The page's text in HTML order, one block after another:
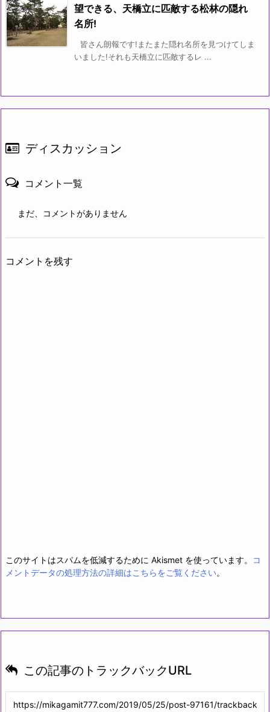
望できる、天橋立に匹敵する松林の隠れ
名所!
皆さん朗報です!またまた隠れ名所を見つけてしま
いました!それも天橋立に匹敵するレ ...
ディスカッション
コメント一覧
まだ、コメントがありません
コメントを残す
このサイトはスパムを低減するために Akismet を使っています。
コ
メントデータの処理方法の詳細はこちらをご覧ください。
この記事のトラックバックURL